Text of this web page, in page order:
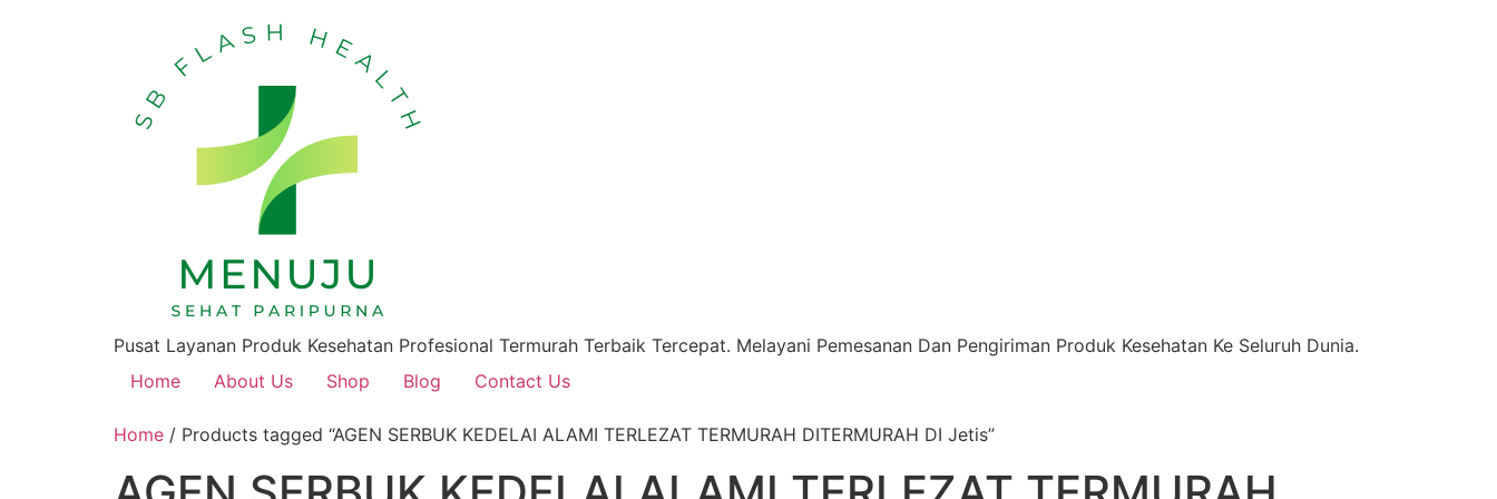
Pusat Layanan Produk Kesehatan Profesional Termurah Terbaik Tercepat. Melayani Pemesanan Dan Pengiriman Produk Kesehatan Ke Seluruh Dunia.
Home
About Us Shop Blog Contact Us
Home / Products tagged “AGEN SERBUK KEDELAI ALAMI TERLEZAT TERMURAH DITERMURAH DI Jetis”